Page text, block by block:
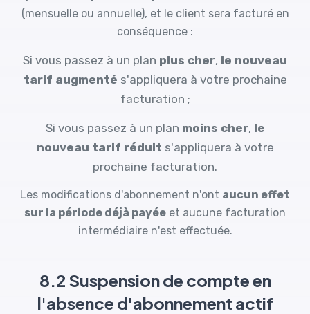
(mensuelle ou annuelle), et le client sera facturé en
conséquence :
Si vous passez à un plan plus cher, le nouveau
tarif augmenté s'appliquera à votre prochaine
facturation ;
Si vous passez à un plan moins cher, le
nouveau tarif réduit s'appliquera à votre
prochaine facturation.
Les modifications d'abonnement n'ont aucun effet
sur la période déjà payée et aucune facturation
intermédiaire n'est effectuée.
8.2 Suspension de compte en
l'absence d'abonnement actif